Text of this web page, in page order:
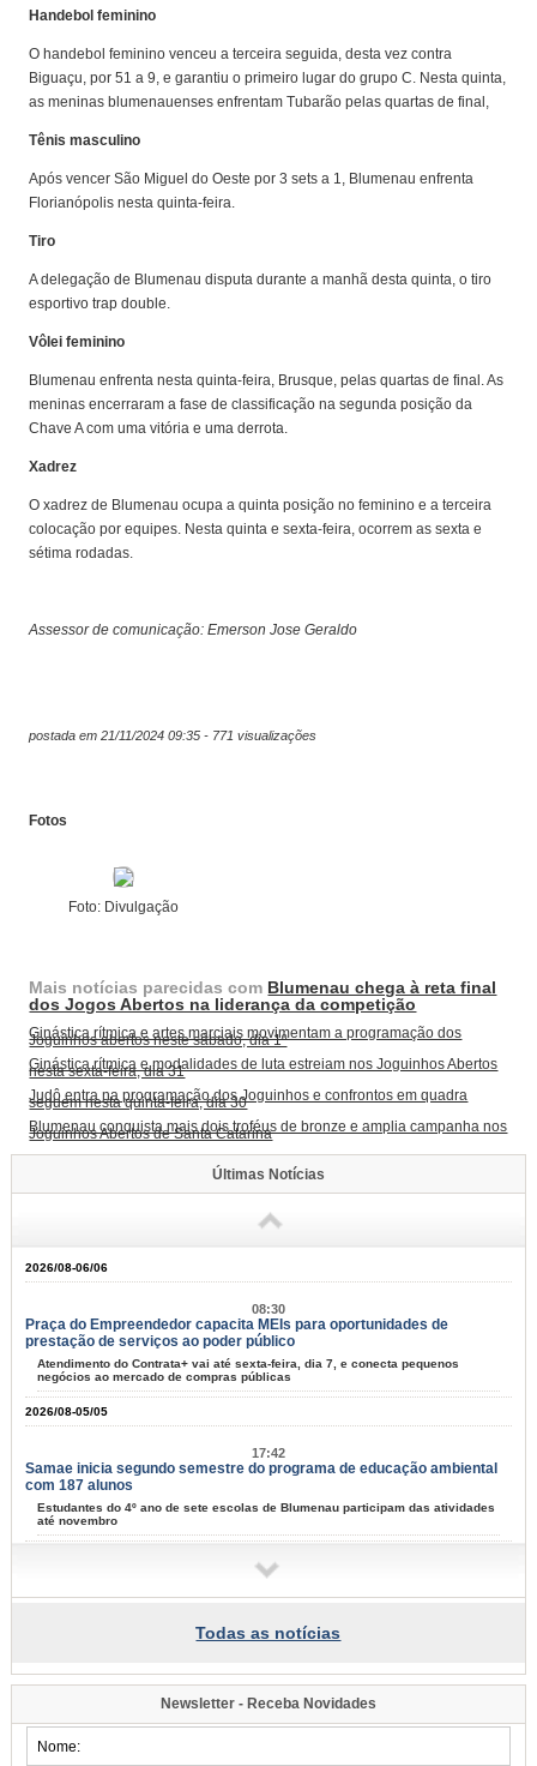
Handebol feminino
O handebol feminino venceu a terceira seguida, desta vez contra
Biguaçu, por 51 a 9, e garantiu o primeiro lugar do grupo C. Nesta quinta,
as meninas blumenauenses enfrentam Tubarão pelas quartas de final,
Tênis masculino
Após vencer São Miguel do Oeste por 3 sets a 1, Blumenau enfrenta
Florianópolis nesta quinta-feira.
Tiro
A delegação de Blumenau disputa durante a manhã desta quinta, o tiro
esportivo trap double.
Vôlei feminino
Blumenau enfrenta nesta quinta-feira, Brusque, pelas quartas de final. As
meninas encerraram a fase de classificação na segunda posição da
Chave A com uma vitória e uma derrota.
Xadrez
O xadrez de Blumenau ocupa a quinta posição no feminino e a terceira
colocação por equipes. Nesta quinta e sexta-feira, ocorrem as sexta e
sétima rodadas.
Assessor de comunicação: Emerson Jose Geraldo
postada em 21/11/2024 09:35 - 771 visualizações
Fotos
Foto: Divulgação
Mais notícias parecidas com Blumenau chega à reta final
dos Jogos Abertos na liderança da competição
Ginástica rítmica e artes marciais movimentam a programação dos
Joguinhos abertos neste sábado, dia 1º
Ginástica rítmica e modalidades de luta estreiam nos Joguinhos Abertos
nesta sexta-feira, dia 31
Judô entra na programação dos Joguinhos e confrontos em quadra
seguem nesta quinta-feira, dia 30
Blumenau conquista mais dois troféus de bronze e amplia campanha nos
Joguinhos Abertos de Santa Catarina
Últimas Notícias
2026/08-06/06
08:30
Praça do Empreendedor capacita MEIs para oportunidades de
prestação de serviços ao poder público
Atendimento do Contrata+ vai até sexta-feira, dia 7, e conecta pequenos
negócios ao mercado de compras públicas
2026/08-05/05
17:42
Samae inicia segundo semestre do programa de educação ambiental
com 187 alunos
Estudantes do 4º ano de sete escolas de Blumenau participam das atividades
até novembro
16:47
dos Direitos da Pessoa com Deficiência
15:40
Programa de Iniciação ao Trabalho se aproxima de 10 mil jovens
para entrar no mercad de trabalho
Todas as notícias
Newsletter - Receba Novidades